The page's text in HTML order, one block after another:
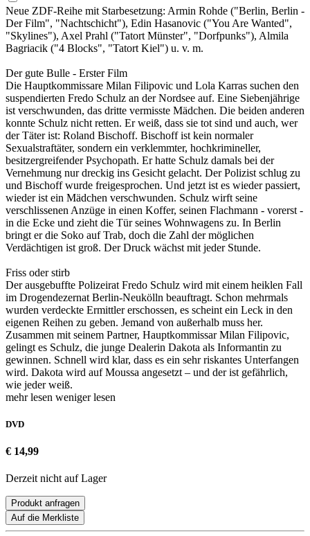
Neue ZDF-Reihe mit Starbesetzung: Armin Rohde ("Berlin, Berlin -
Der Film", "Nachtschicht"), Edin Hasanovic ("You Are Wanted",
"Skylines"), Axel Prahl ("Tatort Münster", "Dorfpunks"), Almila
Bagriacik ("4 Blocks", "Tatort Kiel") u. v. m.
Der gute Bulle - Erster Film
Die Hauptkommissare Milan Filipovic und Lola Karras suchen den
suspendierten Fredo Schulz an der Nordsee auf. Eine Siebenjährige
ist verschwunden, das dritte vermisste Mädchen. Die beiden anderen
konnte Schulz nicht retten. Er weiß, dass sie tot sind und auch, wer
der Täter ist: Roland Bischoff. Bischoff ist kein normaler
Sexualstraftäter, sondern ein verklemmter, hochkrimineller,
besitzergreifender Psychopath. Er hatte Schulz damals bei der
Vernehmung nur dreckig ins Gesicht gelacht. Der Polizist schlug zu
und Bischoff wurde freigesprochen. Und jetzt ist es wieder passiert,
wieder ist ein Mädchen verschwunden. Schulz wirft seine
verschlissenen Anzüge in einen Koffer, seinen Flachmann - vorerst -
in die Ecke und zieht die Tür seines Wohnwagens zu. In Berlin
bringt er die Soko auf Trab, doch die Zahl der möglichen
Verdächtigen ist groß. Der Druck wächst mit jeder Stunde.
Friss oder stirb
Der ausgebuffte Polizeirat Fredo Schulz wird mit einem heiklen Fall
im Drogendezernat Berlin-Neukölln beauftragt. Schon mehrmals
wurden verdeckte Ermittler erschossen, es scheint ein Leck in den
eigenen Reihen zu geben. Jemand von außerhalb muss her.
Zusammen mit seinem Partner, Hauptkommissar Milan Filipovic,
gelingt es Schulz, die junge Dealerin Dakota als Informantin zu
gewinnen. Schnell wird klar, dass es ein sehr riskantes Unterfangen
wird. Dakota wird auf Moussa angesetzt – und der ist gefährlich,
wie jeder weiß.
mehr lesen weniger lesen
DVD
€ 14,99
Derzeit nicht auf Lager
Produkt anfragen
Auf die Merkliste